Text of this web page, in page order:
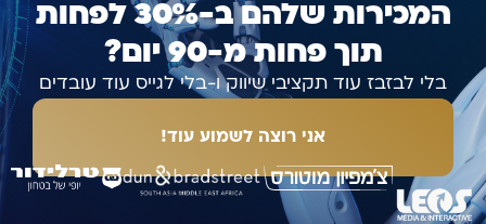
המכירות שלהם ב-30% לפחות
תוך פחות מ-90 יום?
בלי לבזבז עוד תקציבי שיווק ו-בלי לגייס עוד עובדים
אני רוצה לשמוע עוד!